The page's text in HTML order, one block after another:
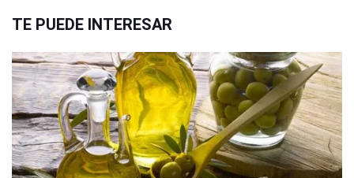
TE PUEDE INTERESAR